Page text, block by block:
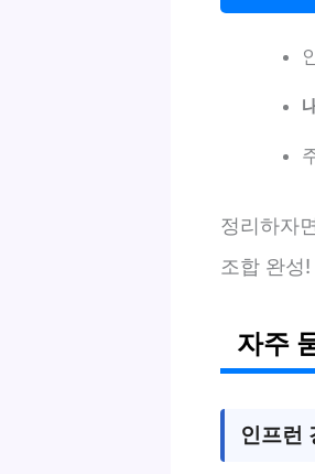
정리하자
조합 완성
자주
인프런